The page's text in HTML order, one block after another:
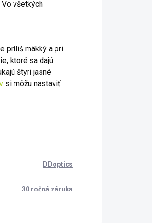
Vo všetkých
príliš mäkký a pri
ktoré sa dajú
štyri jasné
si môžu nastaviť
DDoptics
30 ročná záruka